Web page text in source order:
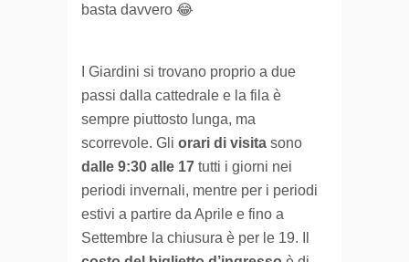
basta davvero 😂
I Giardini si trovano proprio a due
passi dalla cattedrale e la fila è
sempre piuttosto lunga, ma
scorrevole. Gli orari di visita sono
dalle 9:30 alle 17 tutti i giorni nei
periodi invernali, mentre per i periodi
estivi a partire da Aprile e fino a
Settembre la chiusura è per le 19. Il